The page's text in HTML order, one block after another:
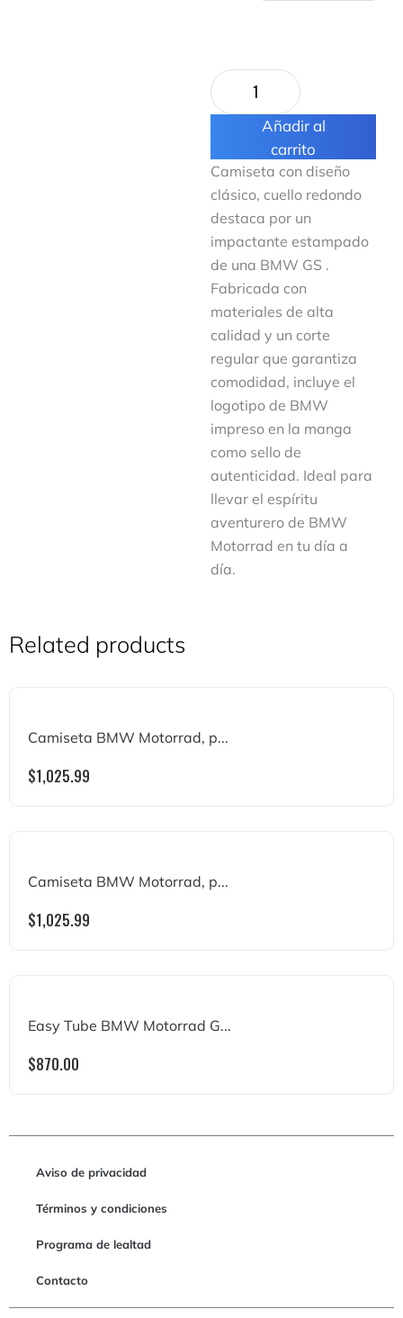
Añadir al
carrito
Camiseta con diseño
clásico, cuello redondo
destaca por un
impactante estampado
de una BMW GS .
Fabricada con
materiales de alta
calidad y un corte
regular que garantiza
comodidad, incluye el
logotipo de BMW
impreso en la manga
como sello de
autenticidad. Ideal para
llevar el espíritu
aventurero de BMW
Motorrad en tu día a
día.
Related products
Camiseta BMW Motorrad, p...
$1,025.99
Camiseta BMW Motorrad, p...
$1,025.99
Easy Tube BMW Motorrad G...
$870.00
Aviso de privacidad
Términos y condiciones
Programa de lealtad
Contacto